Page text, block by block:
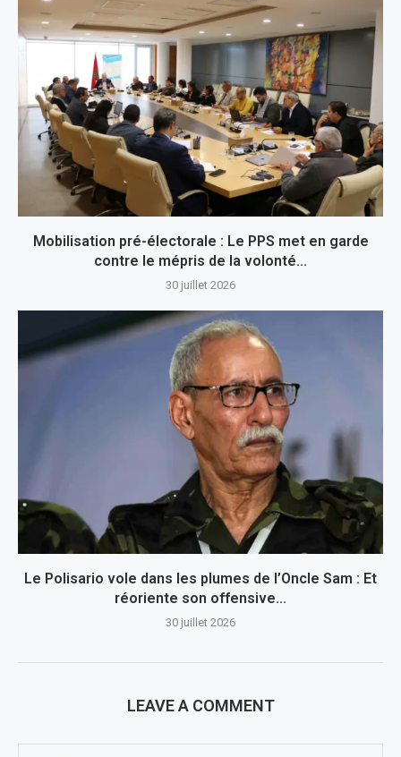
Mobilisation pré-électorale : Le PPS met en garde
contre le mépris de la volonté...
30 juillet 2026
Le Polisario vole dans les plumes de l’Oncle Sam : Et
réoriente son offensive...
30 juillet 2026
LEAVE A COMMENT